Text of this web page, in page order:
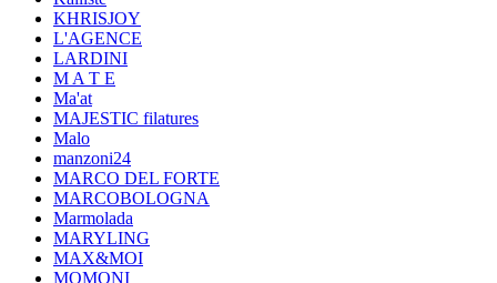
KHRISJOY
L'AGENCE
LARDINI
M A T E
Ma'at
MAJESTIC filatures
Malo
manzoni24
MARCO DEL FORTE
MARCOBOLOGNA
Marmolada
MARYLING
MAX&MOI
MOMONI